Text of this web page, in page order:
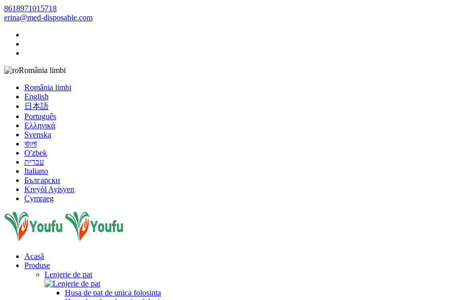
8618971015718
erina@med-disposable.com
România limbi
România limbi
English
日本語
Português
Ελληνικά
Svenska
বাংলা
O'zbek
עברית
Italiano
Български
Kreyòl Ayisyen
Cymraeg
Acasă
Produse
Lenjerie de pat
Husa de pat de unica folosinta